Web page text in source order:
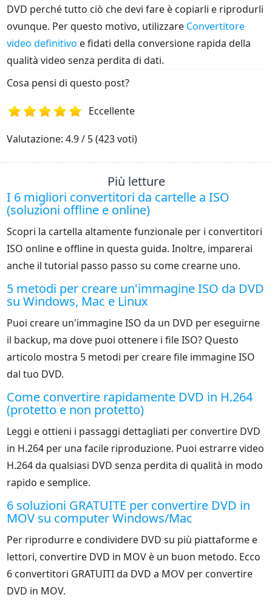
DVD perché tutto ciò che devi fare è copiarli e riprodurli
ovunque. Per questo motivo, utilizzare Convertitore
video definitivo e fidati della conversione rapida della
qualità video senza perdita di dati.
Cosa pensi di questo post?
1 2 3 5
Eccellente
Valutazione: 4.9 / 5 (423 voti)
Più letture
I 6 migliori convertitori da cartelle a ISO
(soluzioni offline e online)
Scopri la cartella altamente funzionale per i convertitori
ISO online e offline in questa guida. Inoltre, imparerai
anche il tutorial passo passo su come crearne uno.
5 metodi per creare un'immagine ISO da DVD
su Windows, Mac e Linux
Puoi creare un'immagine ISO da un DVD per eseguirne
il backup, ma dove puoi ottenere i file ISO? Questo
articolo mostra 5 metodi per creare file immagine ISO
dal tuo DVD.
Come convertire rapidamente DVD in H.264
(protetto e non protetto)
Leggi e ottieni i passaggi dettagliati per convertire DVD
in H.264 per una facile riproduzione. Puoi estrarre video
H.264 da qualsiasi DVD senza perdita di qualità in modo
rapido e semplice.
6 soluzioni GRATUITE per convertire DVD in
MOV su computer Windows/Mac
Per riprodurre e condividere DVD su più piattaforme e
lettori, convertire DVD in MOV è un buon metodo. Ecco
6 convertitori GRATUITI da DVD a MOV per convertire
DVD in MOV.